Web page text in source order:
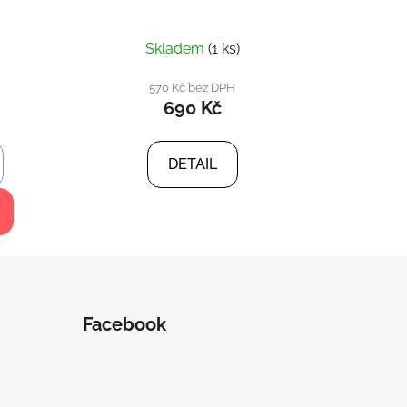
Skladem (1 ks)
570 Kč bez DPH
690 Kč
DETAIL
Facebook